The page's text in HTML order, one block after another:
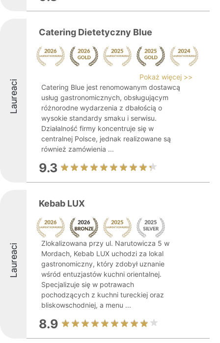
Laureaci
Catering Dietetyczny Blue
Pokaż więcej >>
Catering Blue jest renomowanym dostawcą
usług gastronomicznych, obsługującym
różnorodne wydarzenia z dbałością o
wysokie standardy smaku i serwisu.
Działalność firmy koncentruje się w
centralnej Polsce, jednak realizowane są
również zamówienia ...
9.3
Laureaci
Kebab LUX
Zlokalizowana przy ul. Narutowicza 5 w
Mordach, Kebab LUX uchodzi za lokal
gastronomiczny, który zdobył uznanie
wśród entuzjastów kuchni orientalnej.
Specjalizuje się w potrawach
pochodzących z kuchni tureckiej oraz
bliskowschodniej, a menu ...
8.9